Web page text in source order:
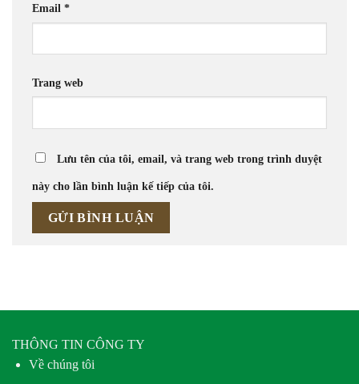
Email *
Trang web
Lưu tên của tôi, email, và trang web trong trình duyệt
này cho lần bình luận kế tiếp của tôi.
THÔNG TIN CÔNG TY
Về chúng tôi